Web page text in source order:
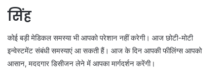
सिंह
कोई बड़ी मेडिकल समस्या भी आपको परेशान नहीं करेगी। आज छोटी-मोटी
इन्वेस्टमेंट संबंधी समस्याएं आ सकती हैं। आज के दिन आपकी फीलिंग्स आपको
आसान, मददगार डिसीजन लेने में आपका मार्गदर्शन करेंगी।